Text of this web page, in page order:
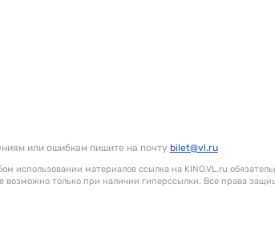
или ошибкам пишите на почту bilet@vl.ru
использовании материалов ссылка на KINO.VL.ru
возможно только при наличии гиперссылки. Все права